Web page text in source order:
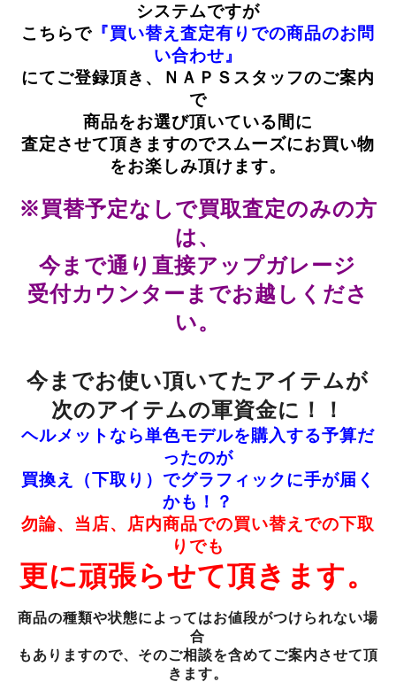
システムですが
こちらで『買い替え査定有りでの商品のお問
い合わせ』
にてご登録頂き、ＮＡＰＳスタッフのご案内
で
商品をお選び頂いている間に
査定させて頂きますのでスムーズにお買い物
をお楽しみ頂けます。
※買替予定なしで買取査定のみの方
は、
今まで通り直接アップガレージ
受付カウンターまでお越しくださ
い。
今までお使い頂いてたアイテムが
次のアイテムの軍資金に！！
ヘルメットなら単色モデルを購入する予算だ
ったのが
買換え（下取り）でグラフィックに手が届く
かも！？
勿論、当店、店内商品での買い替えでの下取
りでも
更に頑張らせて頂きます。
商品の種類や状態によってはお値段がつけられない場
合
もありますので、そのご相談を含めてご案内させて頂
きます。